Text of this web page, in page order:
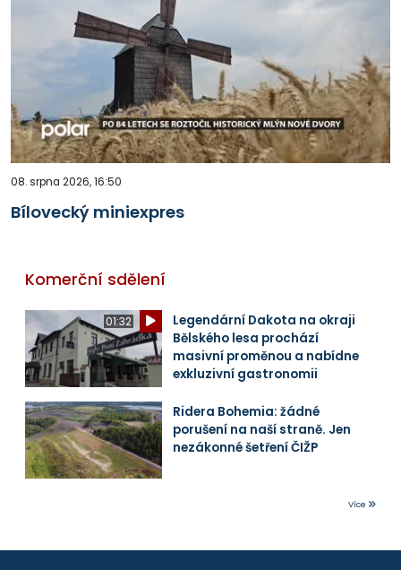
08. srpna 2026, 16:50
Bílovecký miniexpres
Komerční sdělení
01:32
Legendární Dakota na okraji
Bělského lesa prochází
masivní proměnou a nabídne
exkluzivní gastronomii
Ridera Bohemia: žádné
porušení na naší straně. Jen
nezákonné šetření ČIŽP
Více